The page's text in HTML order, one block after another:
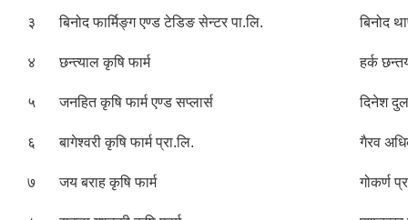
३ बिनोद फार्मिङ्ग एण्ड टेडिङ सेन्टर पा.लि. बिनोद
४ छन्त्याल कृषि फार्म हर्क
५ जनहित कृषि फार्म एण्ड सप्लार्स दिनेश
६ बागेश्वरी कृषि फार्म प्रा.लि. गैरव
७ जय बराह कृषि फार्म गोकर्ण